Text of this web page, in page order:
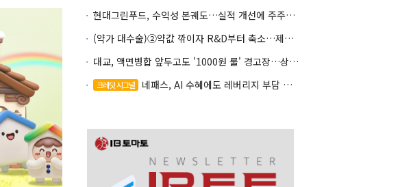
현대그린푸드, 수익성 본궤도…실적 개선에 주주환원까지
(약가 대수술)②약값 깎이자 R&D부터 축소…제약업계 비상경영 돌입
대교, 액면병합 앞두고도 '1000원 룰' 경고장…상장유지 시험대
크레딧 시그널 네패스, AI 수혜에도 레버리지 부담 여전